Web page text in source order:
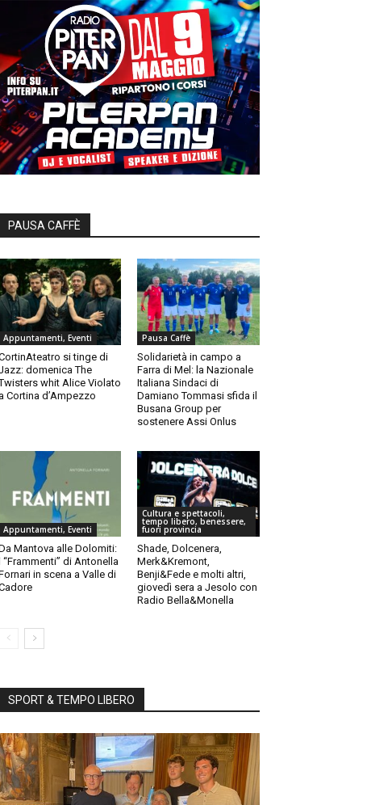
PAUSA CAFFÈ
Appuntamenti, Eventi
si tinge di
domenica The
whit Alice Violato
Cortina d’Ampezzo
Pausa Caffè
Solidarietà in campo a
Farra di Mel: la Nazionale
Italiana Sindaci di
Damiano Tommasi sfida il
Busana Group per
sostenere Assi Onlus
Appuntamenti, Eventi
Mantova alle Dolomiti:
“Frammenti” di Antonella
in scena a Valle di
Cultura e spettacoli,
tempo libero, benessere,
fuori provincia
Shade, Dolcenera,
Merk&Kremont,
Benji&Fede e molti altri,
giovedì sera a Jesolo con
Radio Bella&Monella
SPORT & TEMPO LIBERO